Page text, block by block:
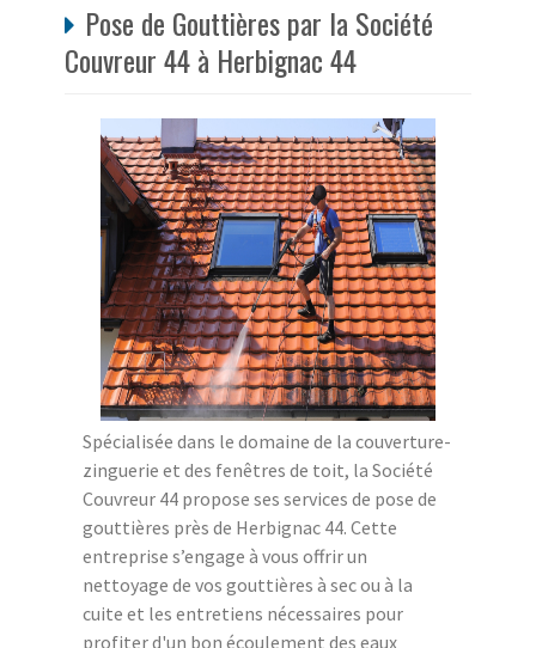
Pose de Gouttières par la Société
Couvreur 44 à Herbignac 44
Spécialisée dans le domaine de la couverture-
zinguerie et des fenêtres de toit, la Société
Couvreur 44 propose ses services de pose de
gouttières près de Herbignac 44. Cette
entreprise s’engage à vous offrir un
nettoyage de vos gouttières à sec ou à la
cuite et les entretiens nécessaires pour
profiter d'un bon écoulement des eaux